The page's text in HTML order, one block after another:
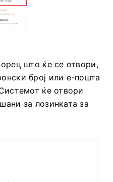
што ќе се отвори,
број или е-пошта
ќе отвори
за лозинката за